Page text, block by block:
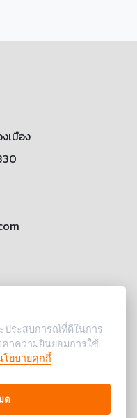
เมือง
ประสบการณ์ที่ดีในการ
าความยินยอมการใช้
โยบายคุกกี้
ด